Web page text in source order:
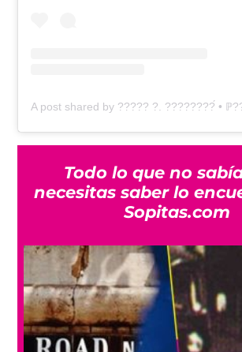
Todo lo que no
necesitas saber lo
Sopitas.com